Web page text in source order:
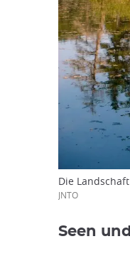
Die
JNTO
Seen